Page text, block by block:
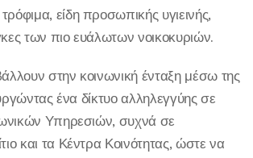
είδη προσωπικής υγιεινής,
των πιο ευάλωτων νοικοκυριών.
στην κοινωνική ένταξη μέσω της
ένα δίκτυο αλληλεγγύης σε
Υπηρεσιών, συχνά σε
και τα Κέντρα Κοινότητας, ώστε να